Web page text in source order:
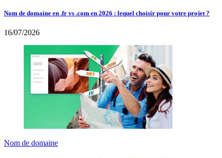
Nom de domaine en .fr vs .com en 2026 : lequel choisir pour votre projet ?
16/07/2026
Nom de domaine